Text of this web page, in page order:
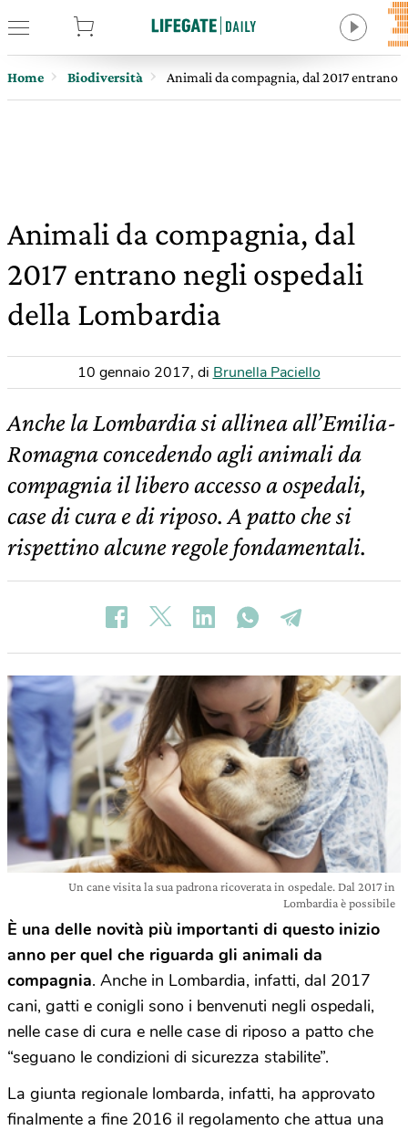
Home Biodiversità Animali da compagnia, dal 2017 entrano
Animali da compagnia, dal
2017 entrano negli ospedali
della Lombardia
10 gennaio 2017, di Brunella Paciello
Anche la Lombardia si allinea all’Emilia-
Romagna concedendo agli animali da
compagnia il libero accesso a ospedali,
case di cura e di riposo. A patto che si
rispettino alcune regole fondamentali.
Un cane visita la sua padrona ricoverata in ospedale. Dal 2017 in
Lombardia è possibile
È una delle novità più importanti di questo inizio
anno per quel che riguarda gli animali da
compagnia. Anche in Lombardia, infatti, dal 2017
cani, gatti e conigli sono i benvenuti negli ospedali,
nelle case di cura e nelle case di riposo a patto che
“seguano le condizioni di sicurezza stabilite”.
La giunta regionale lombarda, infatti, ha approvato
finalmente a fine 2016 il regolamento che attua una